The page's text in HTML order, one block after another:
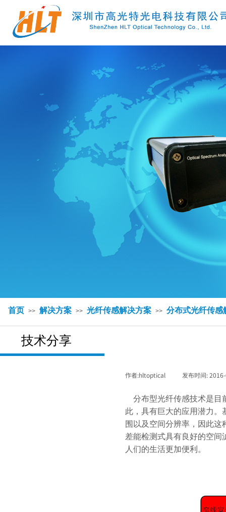
首页 >> 解决方案 >> 光纤传感解决方案 >> 分布式光纤传感
技术分享
作者:hltoptical 发布时间:
分布型光纤传感技术是目
此，具有巨大的应用潜力。
围以及空间分辨率，因此
差能检测式具有良好的空间
人们的生活更加便利。